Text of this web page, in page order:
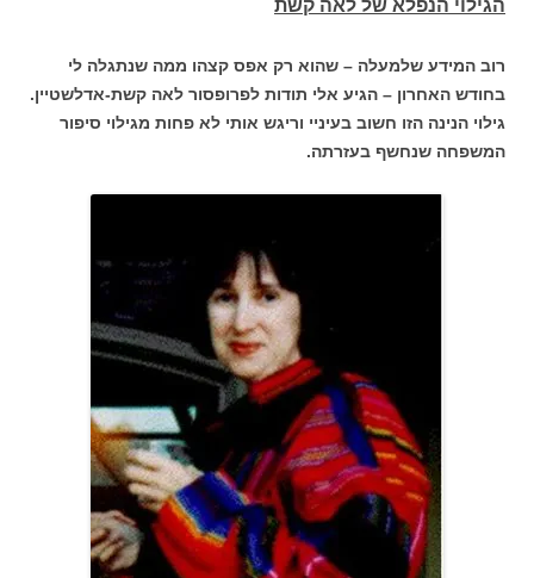
הגילוי הנפלא של לאה קשת
רוב המידע שלמעלה – שהוא רק אפס קצהו ממה שנתגלה לי
בחודש האחרון – הגיע אלי תודות לפרופסור לאה קשת-אדלשטיין.
גילוי הנינה הזו חשוב בעיניי וריגש אותי לא פחות מגילוי סיפור
המשפחה שנחשף בעזרתה.